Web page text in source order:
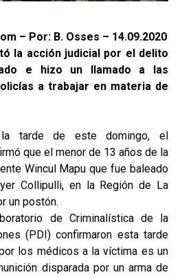
– Por: B. Osses – 14.09.2020
la acción judicial por el delito
e hizo un llamado a las
a trabajar en materia de
la tarde de este domingo, el
que el menor de 13 años de la
Wincul Mapu que fue baleado
Collipulli, en la Región de La
un postón.
de Criminalística de la
(PDI) confirmaron esta tarde
los médicos a la víctima es un
disparada por un arma de